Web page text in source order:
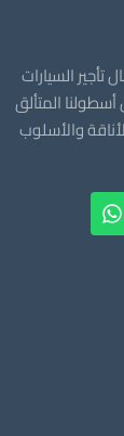
السيارات
المتألق
والأسلوب